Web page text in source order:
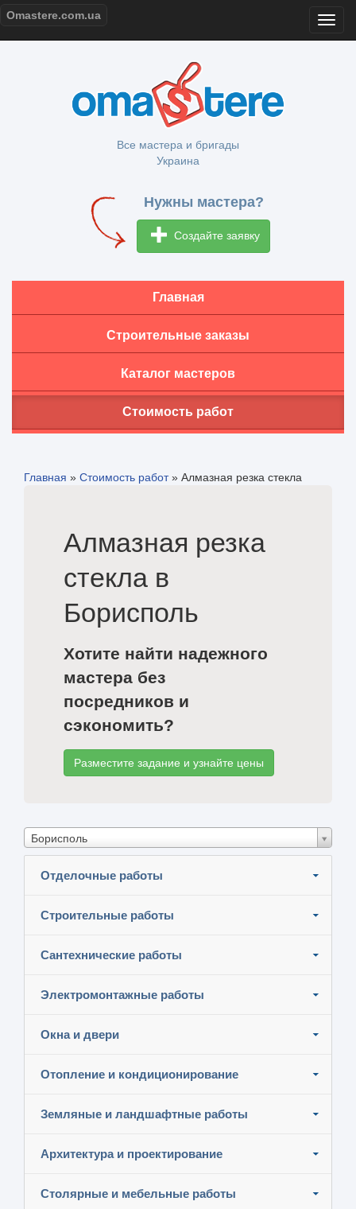
Omastere.com.ua
Все мастера и бригады
Украина
Нужны мастера?
Создайте заявку
Главная
Строительные заказы
Каталог мастеров
Стоимость работ
Главная » Стоимость работ» Алмазная резка стекла
Алмазная резка
стекла в
Борисполь
Хотите найти надежного
мастера без
посредников и
сэкономить?
Разместите задание и узнайте цены
Борисполь
Отделочные работы
Строительные работы
Сантехнические работы
Электромонтажные работы
Окна и двери
Отопление и кондиционирование
Земляные и ландшафтные работы
Архитектура и проектирование
Столярные и мебельные работы